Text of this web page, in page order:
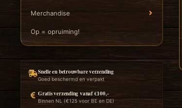
Merchandise
Op = opruiming!
Snelle en betrouwbare verzending
Goed beschermd en verpakt
Gratis verzending vanaf €100,-
Binnen NL (€125 voor BE en DE)